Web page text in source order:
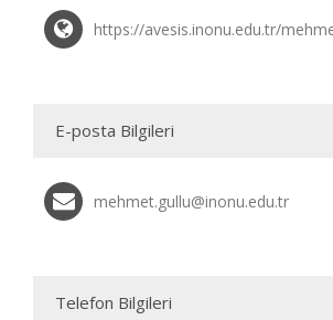
https://avesis.inonu.edu.tr/
E-posta Bilgileri
mehmet.gullu@inonu.edu.tr
Telefon Bilgileri